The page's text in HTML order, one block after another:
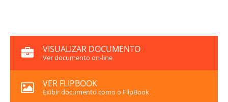
VISUALIZAR DOCUMENTO
Ver documento on-line
VER FLIPBOOK
Exibir documento como o FlipBook